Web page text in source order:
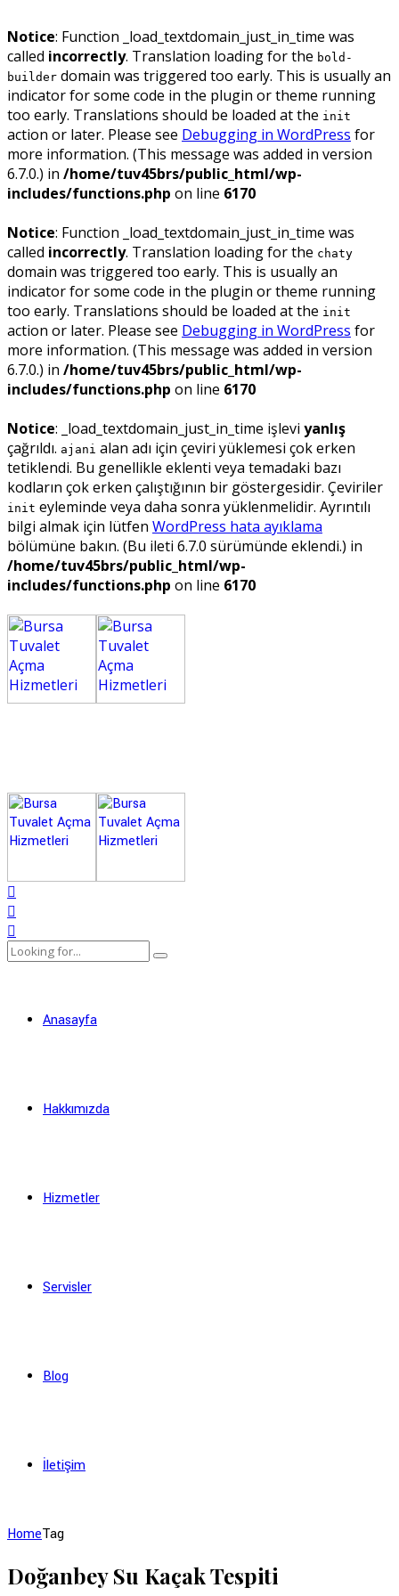
Notice: Function _load_textdomain_just_in_time was
called incorrectly. Translation loading for the bold-
builder domain was triggered too early. This is usually an
indicator for some code in the plugin or theme running
too early. Translations should be loaded at the init
action or later. Please see Debugging in WordPress for
more information. (This message was added in version
6.7.0.) in /home/tuv45brs/public_html/wp-
includes/functions.php on line 6170
Notice: Function _load_textdomain_just_in_time was
called incorrectly. Translation loading for the chaty
domain was triggered too early. This is usually an
indicator for some code in the plugin or theme running
too early. Translations should be loaded at the init
action or later. Please see Debugging in WordPress for
more information. (This message was added in version
6.7.0.) in /home/tuv45brs/public_html/wp-
includes/functions.php on line 6170
Notice: _load_textdomain_just_in_time işlevi yanlış
çağrıldı. ajani alan adı için çeviri yüklemesi çok erken
tetiklendi. Bu genellikle eklenti veya temadaki bazı
kodların çok erken çalıştığının bir göstergesidir. Çeviriler
init eyleminde veya daha sonra yüklenmelidir. Ayrıntılı
bilgi almak için lütfen WordPress hata ayıklama
bölümüne bakın. (Bu ileti 6.7.0 sürümünde eklendi.) in
/home/tuv45brs/public_html/wp-
includes/functions.php on line 6170
Anasayfa
Hakkımızda
Hizmetler
Servisler
Blog
İletişim
HomeTag
Doğanbey Su Kaçak Tespiti